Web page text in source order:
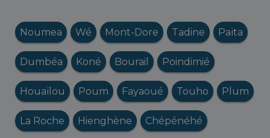
Noumea Wé Mont-Dore Tadine Païta
Dumbéa Koné Bourail Poindimié
Houaïlou Poum Fayaoué Touho Plum
La Roche Hienghène Chépénéhé